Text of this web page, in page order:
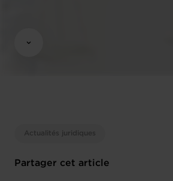
Actualités juridiques
Partager cet article